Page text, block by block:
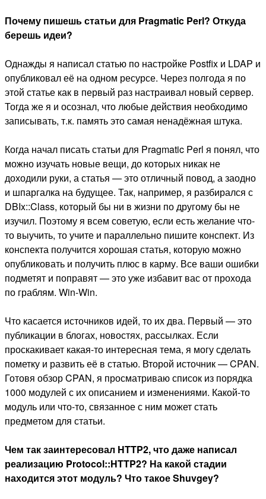
Почему пишешь статьи для Pragmatic Perl? Откуда
берешь идеи?
Однажды я написал статью по настройке Postfix и LDAP и
опубликовал её на одном ресурсе. Через полгода я по
этой статье как в первый раз настраивал новый сервер.
Тогда же я и осознал, что любые действия необходимо
записывать, т.к. память это самая ненадёжная штука.
Когда начал писать статьи для Pragmatic Perl я понял, что
можно изучать новые вещи, до которых никак не
доходили руки, а статья — это отличный повод, а заодно
и шпаргалка на будущее. Так, например, я разбирался с
DBIx::Class, который бы ни в жизни по другому бы не
изучил. Поэтому я всем советую, если есть желание что-
то выучить, то учите и параллельно пишите конспект. Из
конспекта получится хорошая статья, которую можно
опубликовать и получить плюс в карму. Все ваши ошибки
подметят и поправят — это уже избавит вас от прохода
по граблям. Win-Win.
Что касается источников идей, то их два. Первый — это
публикации в блогах, новостях, рассылках. Если
проскакивает какая-то интересная тема, я могу сделать
пометку и развить её в статью. Второй источник — CPAN.
Готовя обзор CPAN, я просматриваю список из порядка
1000 модулей с их описанием и изменениями. Какой-то
модуль или что-то, связанное с ним может стать
предметом для статьи.
Чем так заинтересовал HTTP2, что даже написал
реализацию Protocol::HTTP2? На какой стадии
находится этот модуль? Что такое Shuvgey?